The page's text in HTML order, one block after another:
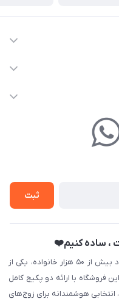
ثبت
، ساده کنیم❤️
با سال‌ها سابقه و اعتماد بیش از ۵۰ هزار خانواده، یکی از
فروشگاه با ارائه دو پکیج کامل
هوشمندانه برای زوج‌های